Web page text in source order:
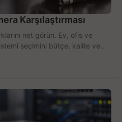
Karşılaştırması
net görün. Ev, ofis ve
seçimini bütçe, kalite ve